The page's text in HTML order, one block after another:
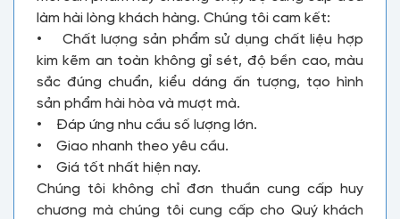
làm hài lòng khách hàng. Chúng tôi cam kết:
• Chất lượng sản phẩm sử dụng chất liệu hợp
kim kẽm an toàn không gỉ sét, độ bền cao, màu
sắc đúng chuẩn, kiểu dáng ấn tượng, tạo hình
sản phẩm hài hòa và mượt mà.
• Đáp ứng nhu cầu số lượng lớn.
• Giao nhanh theo yêu cầu.
• Giá tốt nhất hiện nay.
Chúng tôi không chỉ đơn thuần cung cấp huy
chương mà chúng tôi cung cấp cho Quý khách